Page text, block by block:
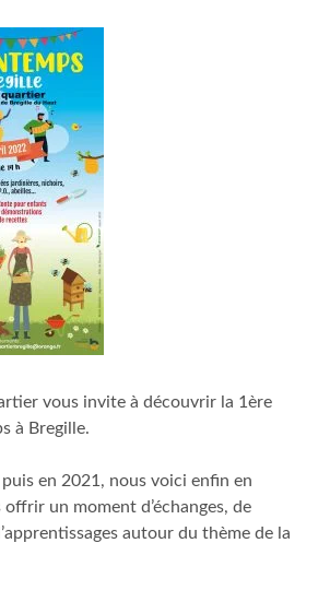
vous invite à découvrir la 1ère
à Bregille.
en 2021, nous voici enfin en
un moment d’échanges, de
autour du thème de la